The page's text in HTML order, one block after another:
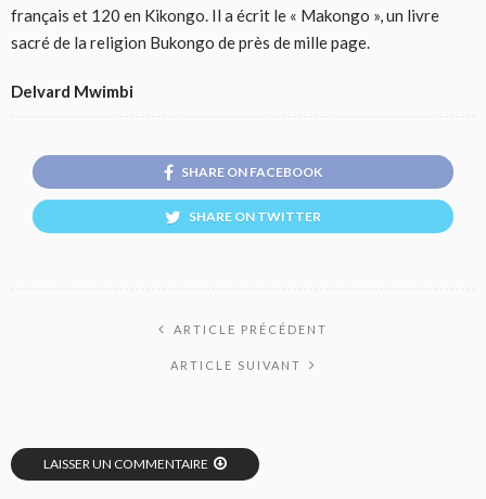
français et 120 en Kikongo. Il a écrit le « Makongo », un livre
sacré de la religion Bukongo de près de mille page.
Delvard Mwimbi
SHARE ON FACEBOOK
SHARE ON TWITTER
ARTICLE PRÉCÉDENT
ARTICLE SUIVANT
LAISSER UN COMMENTAIRE